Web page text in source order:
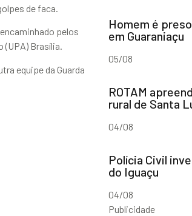
de faca.
pelos
Brasília.
equipe da Guarda
Homem é
em Guaraniaçu
05/08
ROTAM
rural de Santa
04/08
Polícia Civil
do Iguaçu
04/08
Publicidade